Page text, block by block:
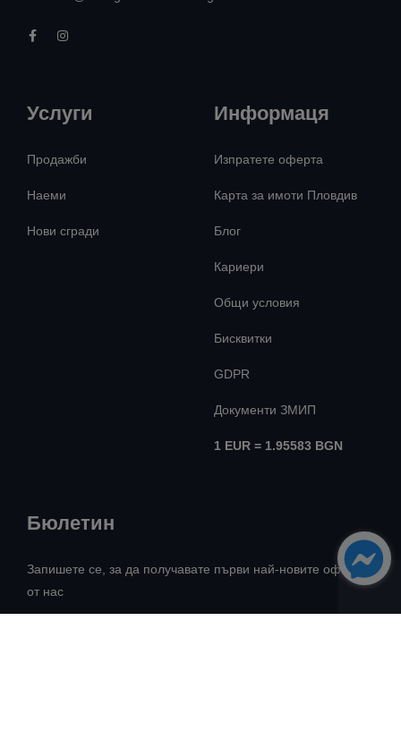
Услуги
Продажби
Наеми
Нови сгради
Информаця
Изпратете оферта
Карта за имоти Пловдив
Блог
Кариери
Общи условия
Бисквитки
GDPR
Документи ЗМИП
1 EUR = 1.95583 BGN
Бюлетин
Запишете се, за да получавате първи най-новите оферти
от нас